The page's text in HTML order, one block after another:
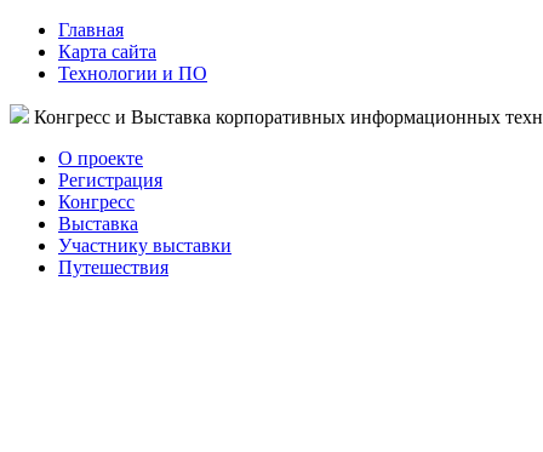
Главная
Карта сайта
Технологии и ПО
Конгресс и Выставка корпоративных информационных
О проекте
Регистрация
Конгресс
Выставка
Участнику выставки
Путешествия